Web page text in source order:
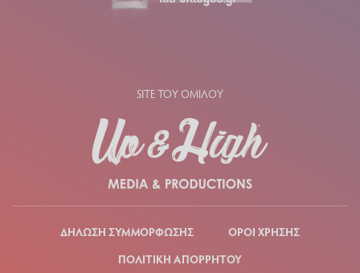
SITE ΤΟΥ ΟΜΙΛΟΥ
ΔΗΛΩΣΗ ΣΥΜΜΟΡΦΩΣΗΣ
ΟΡΟΙ ΧΡΗΣΗΣ
ΠΟΛΙΤΙΚΗ ΑΠΟΡΡΗΤΟΥ